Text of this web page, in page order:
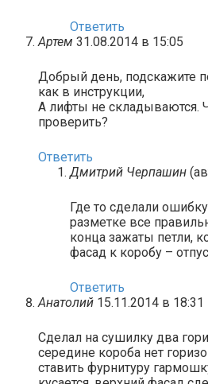
Ответить
Артем 31.08.2014 в 15:05
Добрый день, подскажите
как в инструкции,
А лифты не складываются.
проверить?
Ответить
Дмитрий Черпашин
Где то сделали
разметке все
конца зажаты петли,
фасад к коробу –
Ответить
Анатолий 15.11.2014 в 18:31
Сделал на сушилку два
середине короба нет
ставить фурнитуру